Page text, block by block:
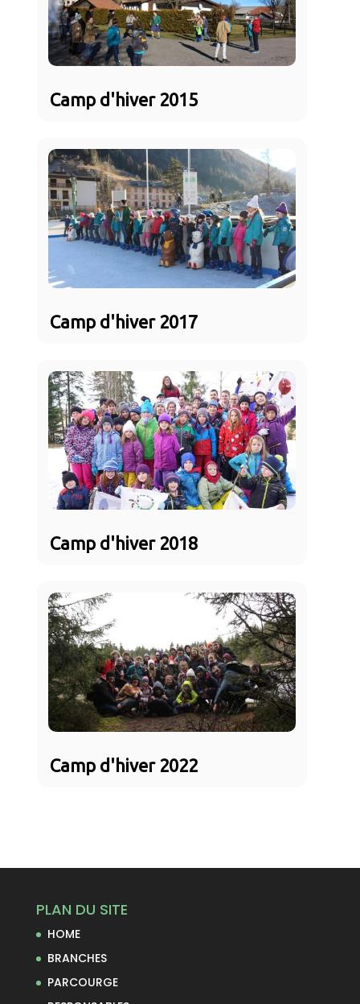
Camp d'hiver 2015
Camp d'hiver 2017
Camp d'hiver 2018
Camp d'hiver 2022
PLAN DU SITE
HOME
BRANCHES
PARCOURGE